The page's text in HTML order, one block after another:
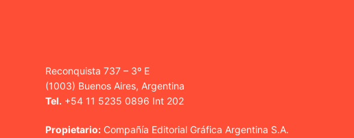
Reconquista 737 – 3º E
(1003) Buenos Aires, Argentina
Tel. +54 11 5235 0896 Int 202
Propietario: Compañía Editorial Gráfica Argentina S.A.